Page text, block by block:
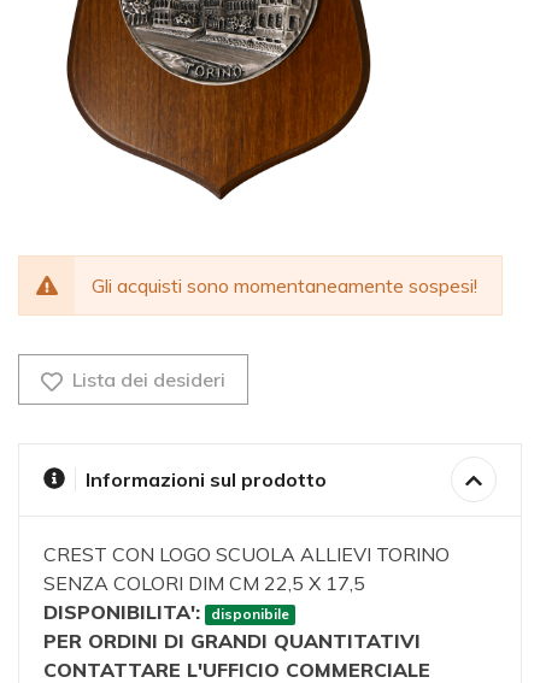
Gli acquisti sono momentaneamente sospesi!
Lista dei desideri
Informazioni sul prodotto
CREST CON LOGO SCUOLA ALLIEVI TORINO
SENZA COLORI DIM CM 22,5 X 17,5
DISPONIBILITA':
disponibile
PER ORDINI DI GRANDI QUANTITATIVI
CONTATTARE L'UFFICIO COMMERCIALE